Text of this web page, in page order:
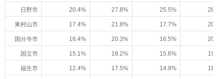
日野市 20.4% 27.8% 25.5%
東村山市 17.4% 21.8% 17.7%
国分寺市 16.4% 20.3% 16.5%
国立市 15.1% 18.2% 15.6%
福生市 12.4% 17.5% 14.9%